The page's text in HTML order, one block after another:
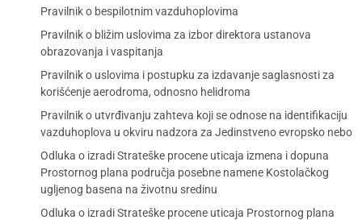
Pravilnik o bespilotnim vazduhoplovima
Pravilnik o bližim uslovima za izbor direktora ustanova
obrazovanja i vaspitanja
Pravilnik o uslovima i postupku za izdavanje saglasnosti za
korišćenje aerodroma, odnosno helidroma
Pravilnik o utvrđivanju zahteva koji se odnose na identifikaciju
vazduhoplova u okviru nadzora za Jedinstveno evropsko nebo
Odluka o izradi Strateške procene uticaja izmena i dopuna
Prostornog plana područja posebne namene Kostolačkog
ugljenog basena na životnu sredinu
Odluka o izradi Strateške procene uticaja Prostornog plana